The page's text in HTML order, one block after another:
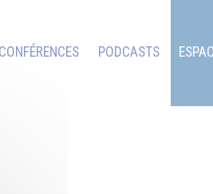
CONFÉRENCES PODCASTS